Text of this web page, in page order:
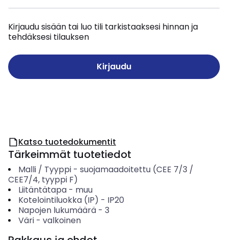
Kirjaudu sisään tai luo tili tarkistaaksesi hinnan ja
tehdäksesi tilauksen
Kirjaudu
Katso tuotedokumentit
Tärkeimmät tuotetiedot
Malli / Tyyppi- suojamaadoitettu (CEE 7/3 /
CEE7/4, tyyppi F)
Liitäntätapa- muu
Kotelointiluokka (IP) - IP20
Napojen lukumäärä- 3
Väri- valkoinen